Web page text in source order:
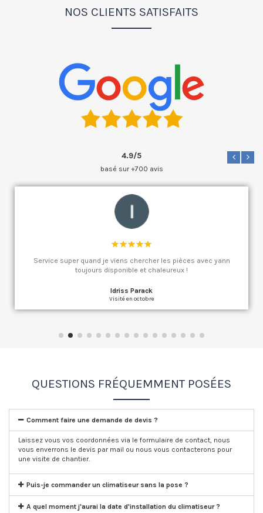
NOS CLIENTS SATISFAITS
4.9/5
basé sur +700 avis
Service super quand je viens chercher les pièces avec yann
toujours disponible et chaleureux !
Idriss Parack
Visité en octobre
QUESTIONS FRÉQUEMMENT POSÉES
Comment faire une demande de devis ?
Laissez vous vos coordonnées via le formulaire de contact, nous
vous enverrons le devis par mail ou nous vous contacterons pour
une visite de chantier.
Puis-je commander un climatiseur sans la pose ?
A quel moment j'aurai la date d'installation du climatiseur ?